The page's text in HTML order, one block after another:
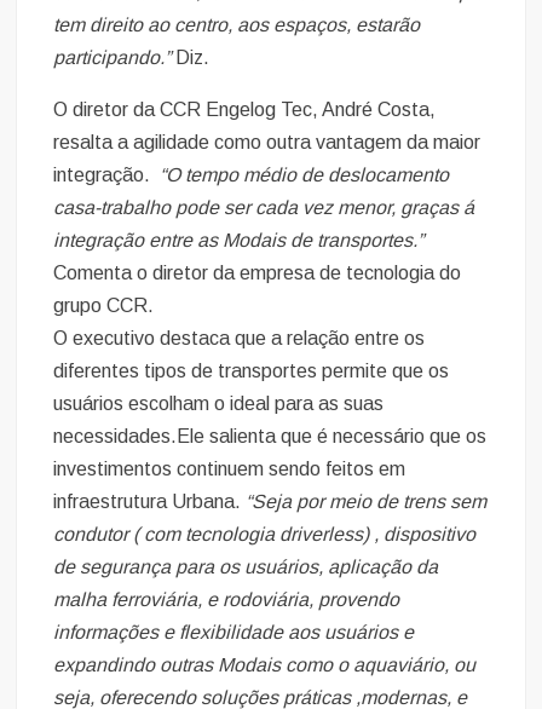
tem direito ao centro, aos espaços, estarão
participando.”Diz.
O diretor da CCR Engelog Tec, André Costa,
resalta a agilidade como outra vantagem da maior
integração. “O tempo médio de deslocamento
casa-trabalho pode ser cada vez menor, graças á
integração entre as Modais de transportes.”
Comenta o diretor da empresa de tecnologia do
grupo CCR.
O executivo destaca que a relação entre os
diferentes tipos de transportes permite que os
usuários escolham o ideal para as suas
necessidades.Ele salienta que é necessário que os
investimentos continuem sendo feitos em
infraestrutura Urbana. “Seja por meio de trens sem
condutor ( com tecnologia driverless) , dispositivo
de segurança para os usuários, aplicação da
malha ferroviária, e rodoviária, provendo
informações e flexibilidade aos usuários e
expandindo outras Modais como o aquaviário, ou
seja, oferecendo soluções práticas ,modernas, e